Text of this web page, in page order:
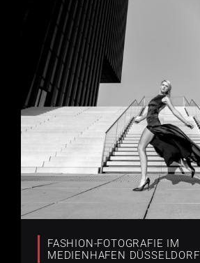
FASHION-FOTOGRAFIE IM
MEDIENHAFEN DÜSSELDORF